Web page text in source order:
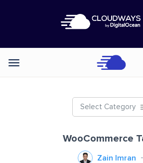
Categories
Select Category
WooCommerce
Zain Imran